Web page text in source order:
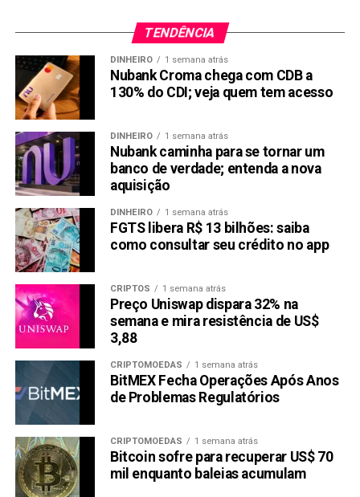
TENDÊNCIA
DINHEIRO 1 semana atrás
Nubank Croma chega com CDB a
130% do CDI; veja quem tem acesso
DINHEIRO 1 semana atrás
Nubank caminha para se tornar um
banco de verdade; entenda a nova
aquisição
DINHEIRO 1 semana atrás
FGTS libera R$ 13 bilhões: saiba
como consultar seu crédito no app
CRIPTOS 1 semana atrás
Preço Uniswap dispara 32% na
semana e mira resistência de US$
3,88
CRIPTOMOEDAS 1 semana atrás
BitMEX Fecha Operações Após Anos
de Problemas Regulatórios
CRIPTOMOEDAS 1 semana atrás
Bitcoin sofre para recuperar US$ 70
mil enquanto baleias acumulam